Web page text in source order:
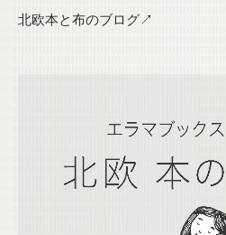
北欧本と布のブログ↗